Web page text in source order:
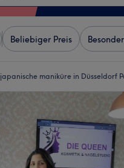
Beliebiger Preis
japanische maniküre in Düsseldorf